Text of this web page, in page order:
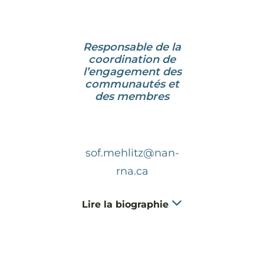
Responsable de la
coordination de
l’engagement des
communautés et
des membres
sof.mehlitz@nan-
rna.ca
Lire la biographie